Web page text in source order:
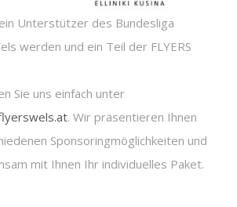
Unterstützer des Bundesliga
werden und ein Teil der FLYERS
Sie uns einfach unter
. Wir präsentieren Ihnen
Sponsoringmöglichkeiten und
mit Ihnen Ihr individuelles Paket.